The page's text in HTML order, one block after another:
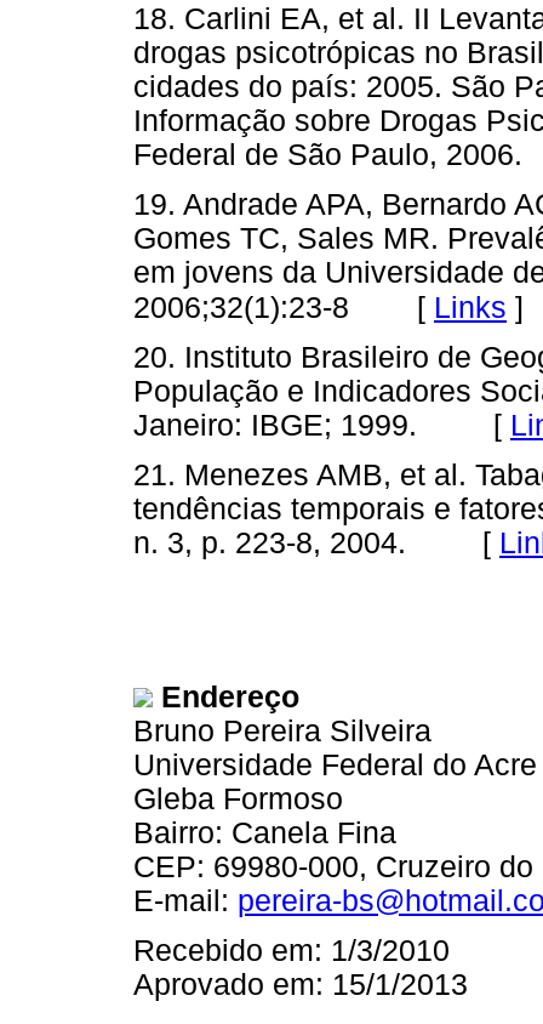
18. Carlini EA, et al. II
drogas psicotrópicas no
cidades do país: 2005. São
Informação sobre Drogas
Federal de São Paulo,
19. Andrade APA, Bernardo
Gomes TC, Sales MR.
em jovens da Universidade
2006;32(1):23-8 [ Links ]
20. Instituto Brasileiro de
População e Indicadores
Janeiro: IBGE; 1999. [
21. Menezes AMB, et al.
tendências temporais e
n. 3, p. 223-8, 2004. [
Endereço
Bruno Pereira Silveira
Universidade Federal do Acre
Gleba Formoso
Bairro: Canela Fina
CEP: 69980-000, Cruzeiro
E-mail: pereira-
Recebido em: 1/3/2010
Aprovado em: 15/1/2013